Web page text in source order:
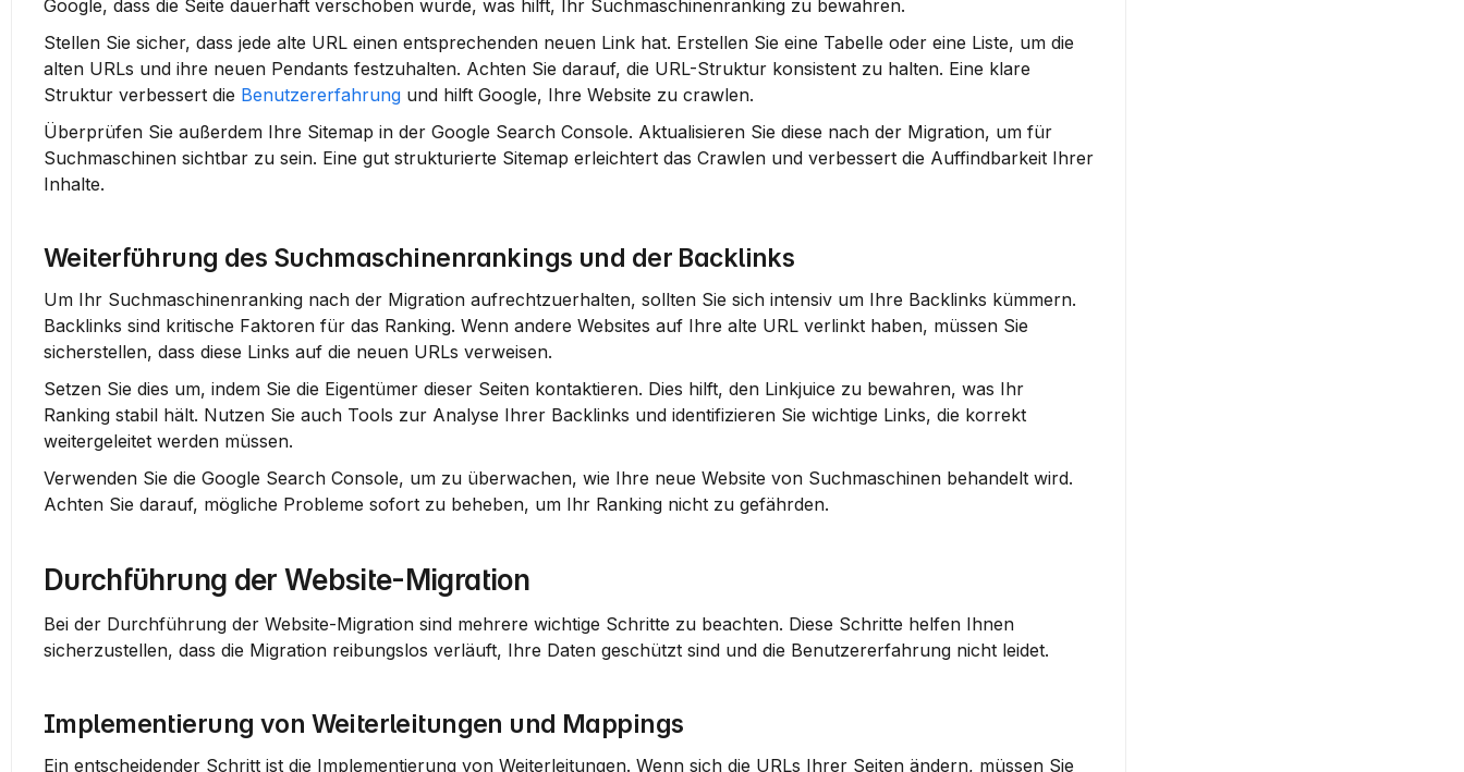
Google, dass die Seite dauerhaft verschoben wurde, was hilft, Ihr Suchmaschinenranking zu bewahren.
Stellen Sie sicher, dass jede alte URL einen entsprechenden neuen Link hat. Erstellen Sie eine Tabelle oder eine Liste, um die
alten URLs und ihre neuen Pendants festzuhalten. Achten Sie darauf, die URL-Struktur konsistent zu halten. Eine klare
Struktur verbessert die Benutzererfahrung und hilft Google, Ihre Website zu crawlen.
Überprüfen Sie außerdem Ihre Sitemap in der Google Search Console. Aktualisieren Sie diese nach der Migration, um für
Suchmaschinen sichtbar zu sein. Eine gut strukturierte Sitemap erleichtert das Crawlen und verbessert die Auffindbarkeit Ihrer
Inhalte.
Weiterführung des Suchmaschinenrankings und der Backlinks
Um Ihr Suchmaschinenranking nach der Migration aufrechtzuerhalten, sollten Sie sich intensiv um Ihre Backlinks kümmern.
Backlinks sind kritische Faktoren für das Ranking. Wenn andere Websites auf Ihre alte URL verlinkt haben, müssen Sie
sicherstellen, dass diese Links auf die neuen URLs verweisen.
Setzen Sie dies um, indem Sie die Eigentümer dieser Seiten kontaktieren. Dies hilft, den Linkjuice zu bewahren, was Ihr
Ranking stabil hält. Nutzen Sie auch Tools zur Analyse Ihrer Backlinks und identifizieren Sie wichtige Links, die korrekt
weitergeleitet werden müssen.
Verwenden Sie die Google Search Console, um zu überwachen, wie Ihre neue Website von Suchmaschinen behandelt wird.
Achten Sie darauf, mögliche Probleme sofort zu beheben, um Ihr Ranking nicht zu gefährden.
Durchführung der Website-Migration
Bei der Durchführung der Website-Migration sind mehrere wichtige Schritte zu beachten. Diese Schritte helfen Ihnen
sicherzustellen, dass die Migration reibungslos verläuft, Ihre Daten geschützt sind und die Benutzererfahrung nicht leidet.
Implementierung von Weiterleitungen und Mappings
Ein entscheidender Schritt ist die Implementierung von Weiterleitungen. Wenn sich die URLs Ihrer Seiten ändern, müssen Sie